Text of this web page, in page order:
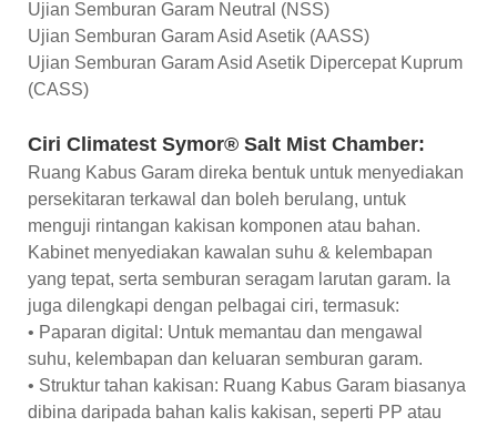
Ujian Semburan Garam Neutral (NSS)
Ujian Semburan Garam Asid Asetik (AASS)
Ujian Semburan Garam Asid Asetik Dipercepat Kuprum
(CASS)
Ciri Climatest Symor® Salt Mist Chamber:
Ruang Kabus Garam direka bentuk untuk menyediakan
persekitaran terkawal dan boleh berulang, untuk
menguji rintangan kakisan komponen atau bahan.
Kabinet menyediakan kawalan suhu & kelembapan
yang tepat, serta semburan seragam larutan garam. Ia
juga dilengkapi dengan pelbagai ciri, termasuk:
• Paparan digital: Untuk memantau dan mengawal
suhu, kelembapan dan keluaran semburan garam.
• Struktur tahan kakisan: Ruang Kabus Garam biasanya
dibina daripada bahan kalis kakisan, seperti PP atau